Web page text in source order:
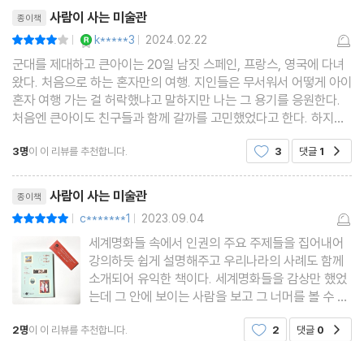
[궁금해요] 장애인을 비하하는 표현과 올바른 표현 | 차별의 예외 |
장애인 차별
2 혐오와 차별 그리고 난민
[궁금해요] 시리아 내전 | 홀로코스트 | 제국주의
3 예수님도 난민이었습니다
[궁금해요] 유엔난민기구 | 난민
4 차별이 사라지는 시간
[궁금해요] 흑인 저항 운동 주요 사건 | 인종차별
5 다름이 서로 인사하고 마주하는 세상
[궁금해요] 로힝야족 학살 | 관동 대학살 | 평양 화교 학살 | 성소수
자 | 소수민족 보호
6 눈에 보이지 않는 차별의 선
[궁금해요] 프랑스 대혁명 | 갑오개혁 | 인간의 존엄과 가치
어야 했던 사람들의
종이책 사람이 사는 미술관
| k*****3 | 2024.02.22
군대를 제대하고 큰아이는 20일 남짓 스페인, 프랑스, 영국에 다녀
왔다. 처음으로 하는 혼자만의 여행. 지인들은 무서워서 어떻게 아이
혼자 여행 가는 걸 허락했냐고 말하지만 나는 그 용기를 응원한다.
처음엔 큰아이도 친구들과 함께 갈까를 고민했었다고 한다. 하지만
여행의 컨셉을 미술관 그리고 공연장으로 하고, 시간에 구애받지 않
고 자유롭게 발 가는 대로. 이렇게 정하니 혼자
3명이 이 리뷰를 추천합니다. 3 댓글 1
종이책 사람이 사는 미술관
| c*******1 | 2023.09.04
세계명화들 속에서 인권의 주요 주제들을 집어내어
강의하듯 쉽게 설명해주고 우리나라의 사례도 함께
소개되어 유익한 책이다. 세계명화들을 감상만 했었
는데 그 안에 보이는 사람을 보고 그 너머를 볼 수 있
게 해준다. 세계인권선언을 바탕으로 인권에 대해 잘
모르는 이에게도 친절하게 인권의 기본권리를 짚어
2명이 이 리뷰를 추천합니다. 2 댓글 0